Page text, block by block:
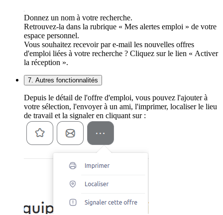
Donnez un nom à votre recherche.
Retrouvez-la dans la rubrique « Mes alertes emploi » de votre
espace personnel.
Vous souhaitez recevoir par e-mail les nouvelles offres
d'emploi liées à votre recherche ? Cliquez sur le lien « Activer
la réception ».
7. Autres fonctionnalités
Depuis le détail de l'offre d'emploi, vous pouvez l'ajouter à
votre sélection, l'envoyer à un ami, l'imprimer, localiser le lieu
de travail et la signaler en cliquant sur :